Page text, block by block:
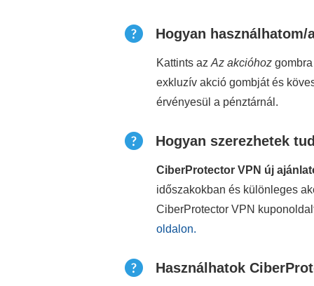
Hogyan
Kattints az Az akcióhoz
exkluzív akció gombját és
érvényesül a pénztárnál.
Hogyan szerezhetek
CiberProtector VPN új
időszakokban és különleges
CiberProtector VPN
oldalon.
Használhatok